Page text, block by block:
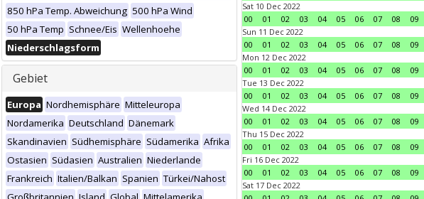
850 hPa Temp. Abweichung 500 hPa Wind
50 hPa Temp Schnee/Eis Wellenhoehe
Niederschlagsform
Gebiet
Europa Nordhemisphäre Mitteleuropa
Nordamerika Deutschland Dänemark
Skandinavien Südhemisphäre Südamerika Afrika
Ostasien Südasien Australien Niederlande
Frankreich Italien/Balkan Spanien Türkei/Nahost
Sat 10 Dec 2022
00
01 02 03 04 05 06 07 08 09
Sun 11 Dec 2022
00
01 02 03 04 05 06 07 08 09
Mon 12 Dec 2022
00
01 02 03 04 05 06 07 08 09
Tue 13 Dec 2022
00
01 02 03 04 05 06 07 08 09
Wed 14 Dec 2022
00
01 02 03 04 05 06 07 08 09
Thu 15 Dec 2022
00
01 02 03 04 05 06 07 08 09
Fri 16 Dec 2022
00
01 02 03 04 05 06 07 08 09
Sat 17 Dec 2022